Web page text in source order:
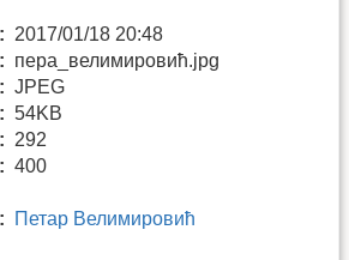
2017/01/18 20:48
пера_велимировић.jpg
JPEG
54KB
292
400
Петар Велимировић